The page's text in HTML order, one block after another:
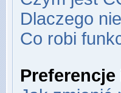
Dlaczego
Co robi